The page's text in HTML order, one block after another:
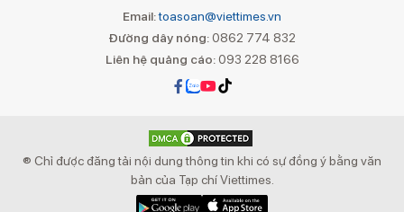
Email:toasoan@viettimes.vn
Đường dây nóng: 0862 774 832
Liên hệ quảng cáo:093 228 8166
® Chỉ được đăng tải nội dung thông tin khi có sự đồng ý bằng văn
bản của Tạp chí Viettimes.